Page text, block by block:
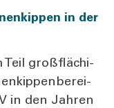
in der
Teil groß­flä­chi­
in den Jah­ren